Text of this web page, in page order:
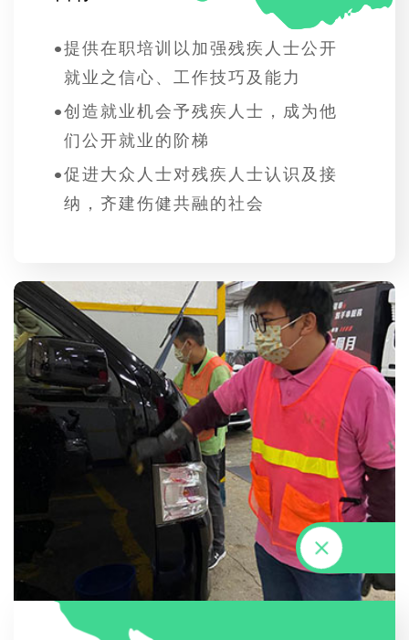
•提供在职培训以加强残疾人士公开
就业之信心、工作技巧及能力
•创造就业机会予残疾人士，成为他
们公开就业的阶梯
•促进大众人士对残疾人士认识及接
纳，齐建伤健共融的社会